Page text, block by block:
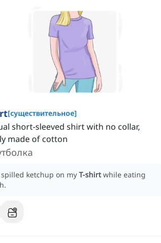
[существительное]
short-sleeved shirt with no collar,
made of cotton
ketchup on my T-shirt while eating